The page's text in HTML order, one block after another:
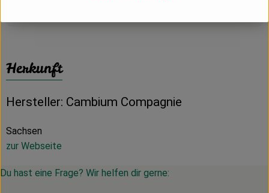
Herkunft
Hersteller: Cambium Compagnie
Sachsen
zur Webseite
Du hast eine Frage? Wir helfen dir gerne: